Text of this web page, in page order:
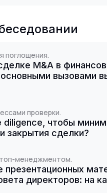
поглощения.
M&A в
вызовами
проверки.
чтобы
закрытия сделки?
менеджментом.
директоров: на